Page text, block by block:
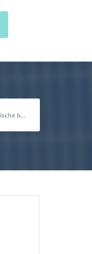
Chronische beperkingen